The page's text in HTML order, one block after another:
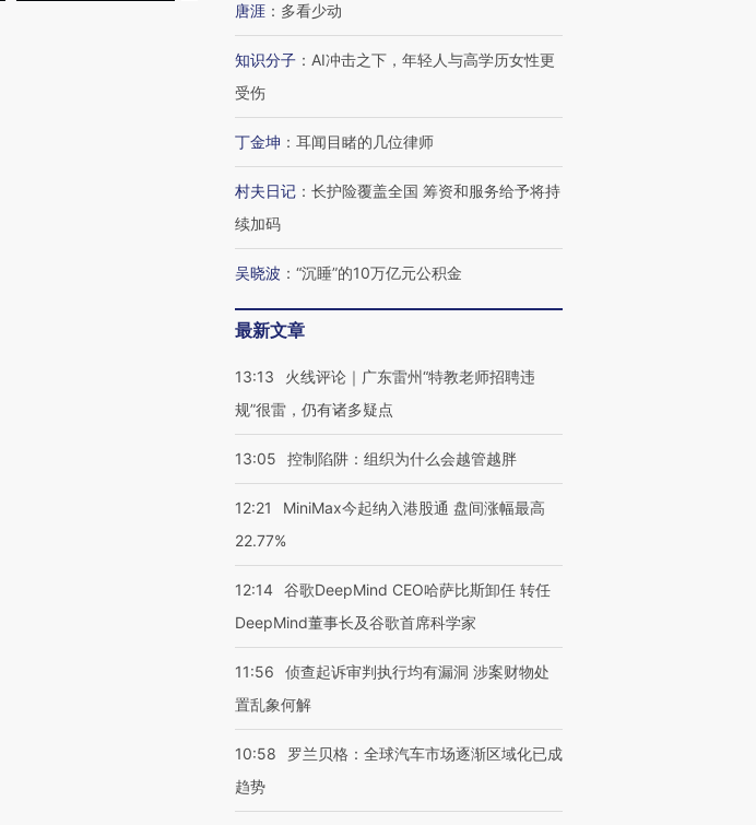
唐涯 ： 多看少动
知识分子 ： AI冲击之下，年轻人与高学历女性更
受伤
丁金坤 ： 耳闻目睹的几位律师
村夫日记 ： 长护险覆盖全国 筹资和服务给予将持
续加码
吴晓波 ： “沉睡”的10万亿元公积金
最新文章
13:13
火线评论｜广东雷州“特教老师招聘违
规”很雷，仍有诸多疑点
13:05 控制陷阱：组织为什么会越管越胖
12:21
MiniMax今起纳入港股通 盘间涨幅最高
22.77%
12:14 谷歌DeepMind CEO哈萨比斯卸任 转任
DeepMind董事长及谷歌首席科学家
11:56
侦查起诉审判执行均有漏洞 涉案财物处
置乱象何解
10:58
罗兰贝格：全球汽车市场逐渐区域化已成
趋势